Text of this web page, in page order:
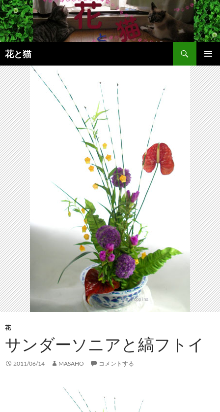
コ
ン
テ
ン
ツ
へ
ス
キ
ッ
プ
花と猫
検
索
メインメ
ニュー
花
サンダーソニアと縞フトイ
2011/06/14 MASAHO コメントする